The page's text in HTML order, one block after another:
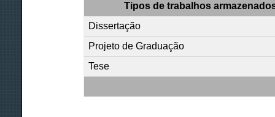
Tipos de trabalhos
Dissertação
Projeto de Graduação
Tese